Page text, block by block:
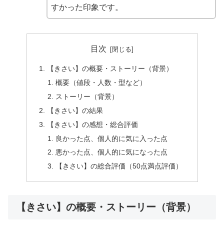
すかった印象です。
目次
【きさい】の概要・ストーリー（背景）
概要（値段・人数・型など）
ストーリー（背景）
【きさい】の結果
【きさい】の感想・総合評価
良かった点、個人的に気に入った点
悪かった点、個人的に気になった点
【きさい】の総合評価（50点満点評価）
【きさい】の概要・ストーリー（背景）